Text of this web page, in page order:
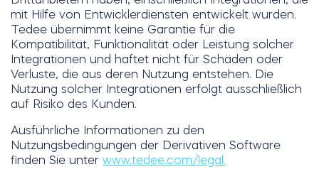
mit Hilfe von Entwicklerdiensten entwickelt wurden.
Tedee übernimmt keine Garantie für die
Kompatibilität, Funktionalität oder Leistung solcher
Integrationen und haftet nicht für Schäden oder
Verluste, die aus deren Nutzung entstehen. Die
Nutzung solcher Integrationen erfolgt ausschließlich
auf Risiko des Kunden.
Ausführliche Informationen zu den
Nutzungsbedingungen der Derivativen Software
finden Sie unter www.tedee.com/legal.